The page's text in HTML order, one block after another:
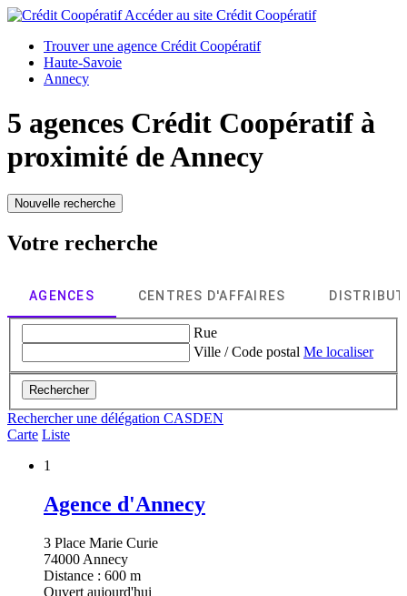
Accéder au site Crédit Coopératif
Trouver une agence Crédit Coopératif
Haute-Savoie
Annecy
5 agences Crédit Coopératif à
proximité deAnnecy
Nouvelle recherche
Votre recherche
AGENCES CENTRES D'AFFAIRES
Rue
Ville / Code postal Me localiser
Rechercher
Rechercher une délégation CASDEN
Carte Liste
1
Agence d'Annecy
3 Place Marie Curie
74000 Annecy
Distance : 600 m
Ouvert aujourd'hui